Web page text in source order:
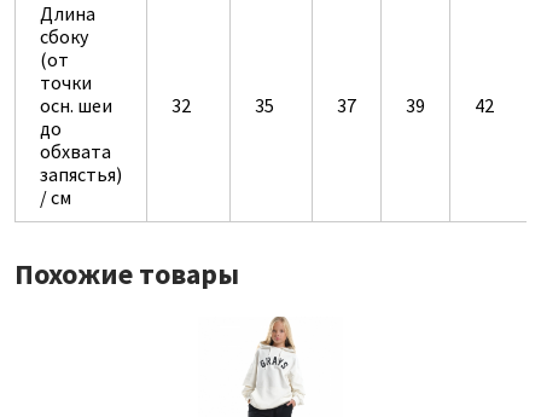
Длина
сбоку
(от
точки
осн. шеи
до
обхвата
запястья)
/ см
32 35 37 39 42
Похожие товары